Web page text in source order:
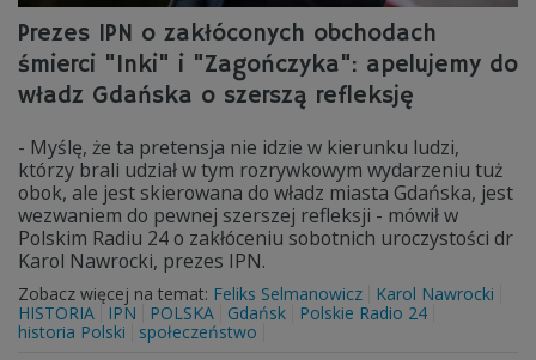
Prezes IPN o zakłóconych obchodach
śmierci "Inki" i "Zagończyka": apelujemy do
władz Gdańska o szerszą refleksję
- Myślę, że ta pretensja nie idzie w kierunku ludzi,
którzy brali udział w tym rozrywkowym wydarzeniu tuż
obok, ale jest skierowana do władz miasta Gdańska, jest
wezwaniem do pewnej szerszej refleksji - mówił w
Polskim Radiu 24 o zakłóceniu sobotnich uroczystości dr
Karol Nawrocki, prezes IPN.
Zobacz więcej na temat: Feliks Selmanowicz
Karol Nawrocki
HISTORIA
IPN POLSKA Gdańsk
Polskie Radio 24
historia Polski
społeczeństwo